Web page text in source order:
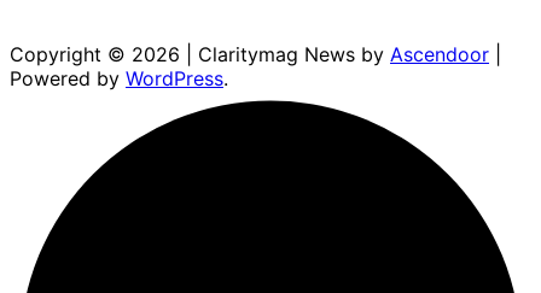
Copyright © 2026 | Claritymag News by Ascendoor
Powered by WordPress.